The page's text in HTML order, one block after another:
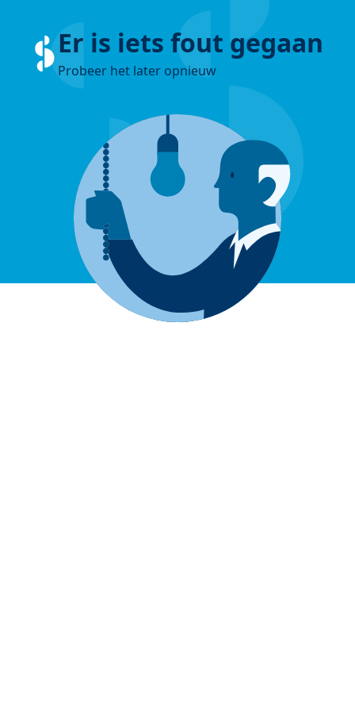
Er is iets fout gegaan
Probeer het later opnieuw